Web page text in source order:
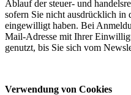
Ablauf der steuer- und
sofern Sie nicht ausdrücklich in
eingewilligt haben. Bei
Mail-Adresse mit Ihrer
genutzt, bis Sie sich vom
Verwendung von Cookies